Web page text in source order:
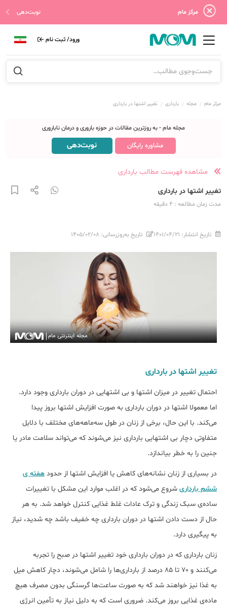
مرکز مام نوبت‌دهی
ورود/ ثبت نام
مرکز مام مجله بارداری تغییر اشتها در بارداری
مجله مام - به روزترین مقالات در حوزه باروری و درمان ناباروری
مشاوره رایگان نوبت‌دهی
مشاهده فهرست مطالب بارداری
تغییر اشتها در بارداری
مدت زمان مطالعه : 4 دقیقه
تاریخ انتشار: ۱۴۰۱/۰۴/۲۱ تاریخ به‌روزرسانی: ۱۴۰۵/۰۲/۰۸
تغییر اشتها در بارداری
احتمال تغییر در میزان اشتها و بی اشتهایی در دوران بارداری وجود دارد.
اما معمولا اشتها در دوران بارداری به صورت افزایش اشتها بروز پیدا
می‌کند. با این حال، برخی از زنان در طول سه‌ماهه‌های مختلف با دلایل
متفاوتی دچار بی اشتهایی بارداری نیز می‌شوند که می‌تواند سلامت مادر یا
جنین‌ را به خطر بیاندازد.
در بسیاری از زنان نشانه‌های کاهش یا افزایش اشتها از حدود هفته ی
ششم بارداری شروع می‌شود که در اغلب موارد این مشکل با تغییرات
ساده‌ی سبک زندگی و ترک عادات غلط غذایی کنترل خواهد شد. به هر
حال از دست دادن اشتها در دوران بارداری چه خفیف باشد چه شدید، نیاز
به پیگیری دارد.
زنان بارداری که در دوران بارداری خود تغییر اشتها در صبح را تجربه
می‌کنند و 70 تا 85 درصد از بارداری‌ها را شامل می‌شوند، دچار کاهش میل
به غذا نیز خواهند شد که به صورت ساعت‌ها گرسنگی بدون مصرف هیچ
ماده‌ی غذایی بروز می‌کند. ضروری است که به دلیل نیاز به تأمین انرژی